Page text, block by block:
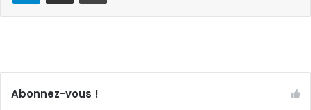
Abonnez-vous !